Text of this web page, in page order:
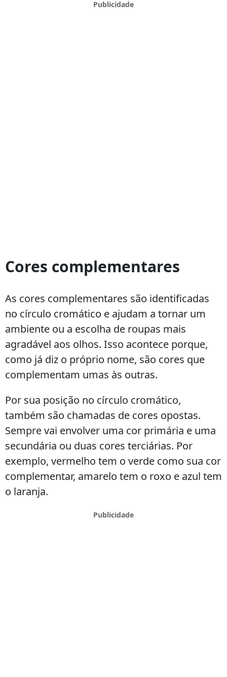
Cores complementares
As cores complementares são identificadas
no círculo cromático e ajudam a tornar um
ambiente ou a escolha de roupas mais
agradável aos olhos. Isso acontece porque,
como já diz o próprio nome, são cores que
complementam umas às outras.
Por sua posição no círculo cromático,
também são chamadas de cores opostas.
Sempre vai envolver uma cor primária e uma
secundária ou duas cores terciárias. Por
exemplo, vermelho tem o verde como sua cor
complementar, amarelo tem o roxo e azul tem
o laranja.